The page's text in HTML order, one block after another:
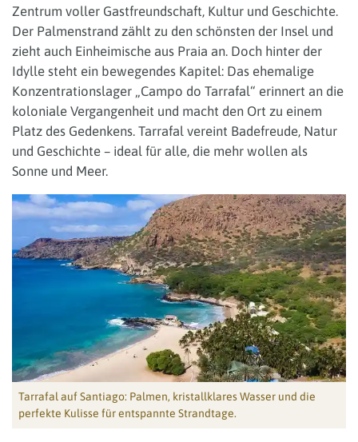
Zentrum voller Gastfreundschaft, Kultur und Geschichte.
Der Palmenstrand zählt zu den schönsten der Insel und
zieht auch Einheimische aus Praia an. Doch hinter der
Idylle steht ein bewegendes Kapitel: Das ehemalige
Konzentrationslager „Campo do Tarrafal“ erinnert an die
koloniale Vergangenheit und macht den Ort zu einem
Platz des Gedenkens. Tarrafal vereint Badefreude, Natur
und Geschichte – ideal für alle, die mehr wollen als
Sonne und Meer.
Tarrafal auf Santiago: Palmen, kristallklares Wasser und die
perfekte Kulisse für entspannte Strandtage.